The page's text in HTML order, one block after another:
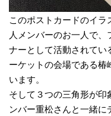
このポストカードのイ
人メンバーのお一人で
ナーとして活動されてい
ーケットの会場である
います。
そして３つの三角形が印
ンバー重松さんと一緒に